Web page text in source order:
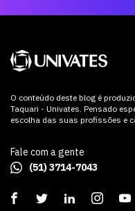
O conteúdo deste blog é
Taquari - Univates. Pensado
escolha das suas profissões e
Fale com a gente
(51) 3714-7043